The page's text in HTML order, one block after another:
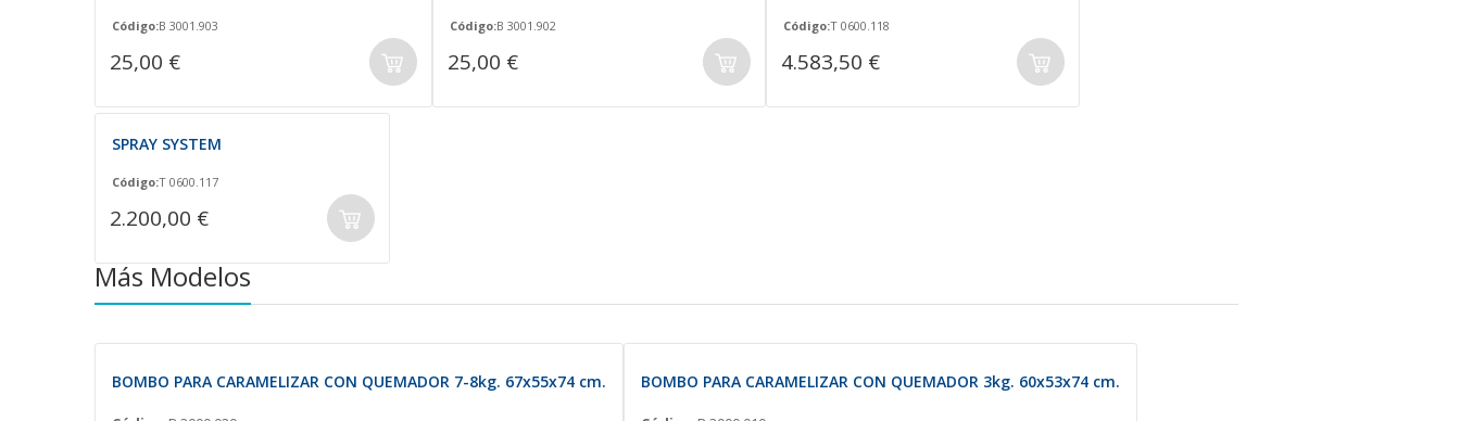
Código:B 3001.903
25,00 €
Código:B 3001.902
25,00 €
Código:T 0600.118
4.583,50 €
SPRAY SYSTEM
Código:T 0600.117
2.200,00 €
Más Modelos
BOMBO PARA CARAMELIZAR CON QUEMADOR 7-8kg. 67x55x74 cm. BOMBO PARA CARAMELIZAR CON QUEMADOR 3kg. 60x53x74 cm.